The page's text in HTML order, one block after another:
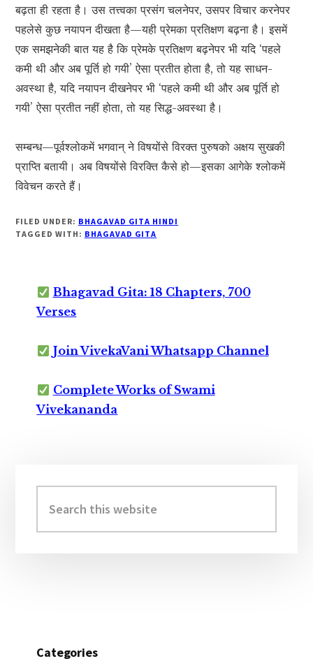
बढ़ता ही रहता है। उस तत्त्वका प्रसंग चलनेपर, उसपर विचार करनेपर
पहलेसे कुछ नयापन दीखता है—यही प्रेमका प्रतिक्षण बढ़ना है। इसमें
एक समझनेकी बात यह है कि प्रेमके प्रतिक्षण बढ़नेपर भी यदि ‘पहले
कमी थी और अब पूर्ति हो गयी’ ऐसा प्रतीत होता है, तो यह साधन-
अवस्था है, यदि नयापन दीखनेपर भी ‘पहले कमी थी और अब पूर्ति हो
गयी’ ऐसा प्रतीत नहीं होता, तो यह सिद्ध-अवस्था है।
सम्बन्ध—पूर्वश्लोकमें भगवान् ने विषयोंसे विरक्त पुरुषको अक्षय सुखकी
प्राप्ति बतायी। अब विषयोंसे विरक्ति कैसे हो—इसका आगेके श्लोकमें
विवेचन करते हैं।
FILED UNDER: BHAGAVAD GITA HINDI
TAGGED WITH: BHAGAVAD GITA
Bhagavad Gita: 18 Chapters, 700
Verses
Join VivekaVani Whatsapp Channel
Complete Works of Swami
Vivekananda
Sidebar
this
website
Categories